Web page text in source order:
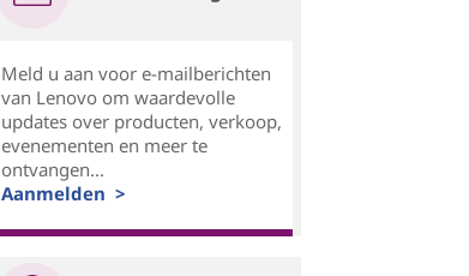
Meld u aan voor e-mailberichten
van Lenovo om waardevolle
updates over producten, verkoop,
evenementen en meer te
ontvangen...
Aanmelden >